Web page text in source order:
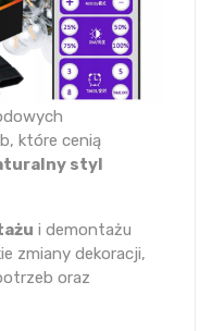
które cenią
styl
i demontażu
zmiany dekoracji,
oraz